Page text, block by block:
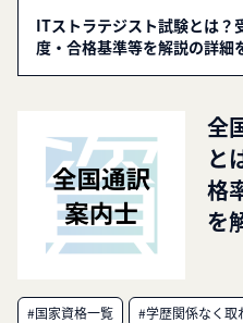
ITストラテジスト試験とは？
度・合格基準等を解説の詳細
全
と
格
を
#国家資格一覧
#学歴関係なく取